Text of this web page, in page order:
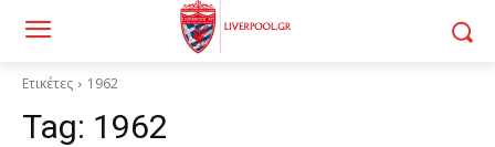
Ετικέτες 1962
Tag: 1962